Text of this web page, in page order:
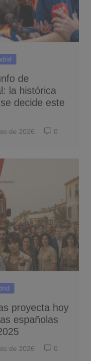
de
la histórica
decide este
de 2026 0
proyecta hoy
españolas
de 2026 0